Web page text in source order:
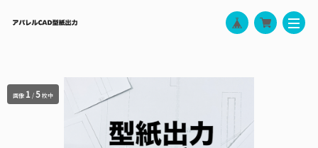
画像 1 /5枚中